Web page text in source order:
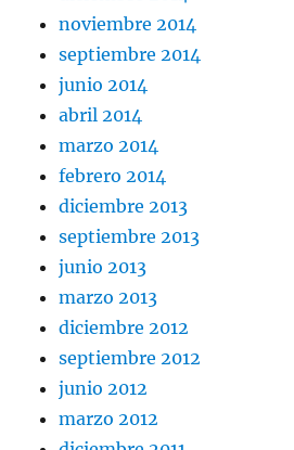
noviembre 2014
septiembre 2014
junio 2014
abril 2014
marzo 2014
febrero 2014
diciembre 2013
septiembre 2013
junio 2013
marzo 2013
diciembre 2012
septiembre 2012
junio 2012
marzo 2012